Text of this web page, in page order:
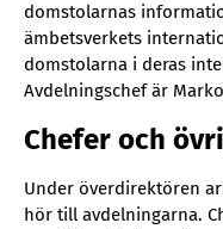
domstolarnas
ämbetsverkets
domstolarna i deras
Avdelningschef är
Chefer och
Under överdirektören
hör till avdelningarna.